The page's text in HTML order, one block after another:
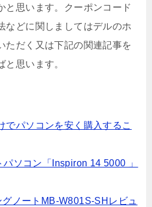
と思います。クーポンコード
などに関しましてはデルのホ
ただく又は下記の関連記事を
と思います。
でパソコンを安く購入するこ
ソコン「Inspiron 14 5000 」
ノートMB-W801S-SHレビュ